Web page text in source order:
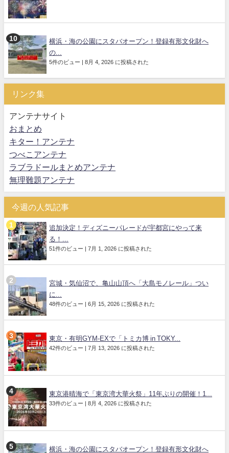
横浜・海の公園にスタバオープン！登録有形文化財へ
の...
5件のビュー | 8月 4, 2026 に投稿された
リンク集
アンテナサイト
おまとめ
キター！アンテナ
つべこアンテナ
ラブラドールまとめアンテナ
無理難題アンテナ
今週の人気記事
追加決定！ディズニーパレードが宇都宮にやって来
る！...
51件のビュー | 7月 1, 2026 に投稿された
宮城・気仙沼で、亀山山頂へ「大島モノレール」つい
に...
48件のビュー | 6月 15, 2026 に投稿された
東京・有明GYM-EXで「トミカ博 in TOKY...
42件のビュー | 7月 13, 2026 に投稿された
東京港晴海で「東京湾大華火祭」11年ぶりの開催！1...
33件のビュー | 8月 4, 2026 に投稿された
横浜・海の公園にスタバオープン！登録有形文化財へ